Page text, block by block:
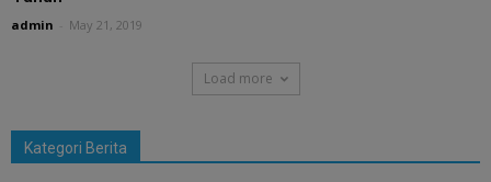
admin May 21, 2019
Load more
Kategori Berita